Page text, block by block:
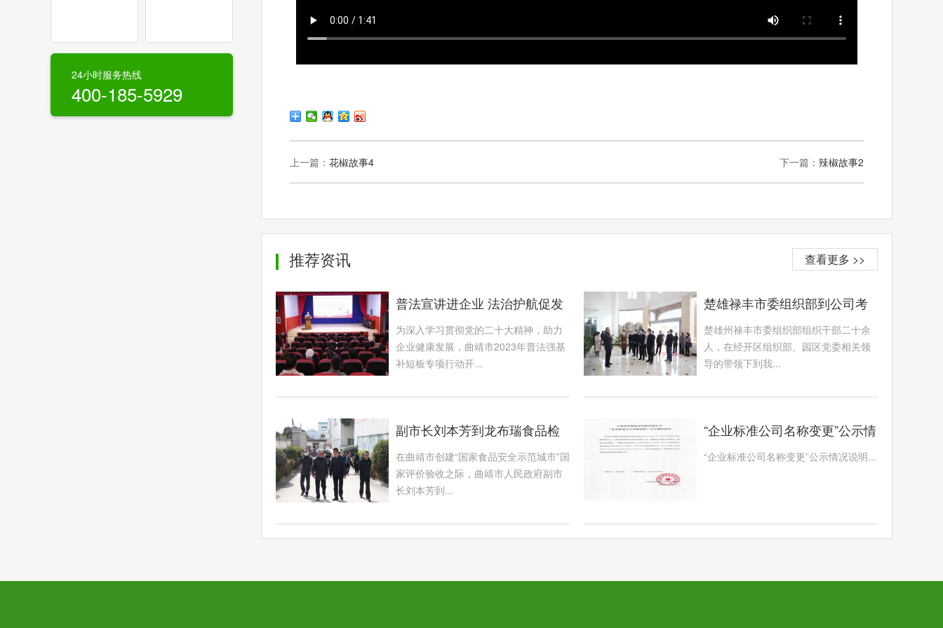
24小时服务热线
400-185-5929
上一篇： 花椒故事4 下一篇： 辣椒故事2
查看更多 >>
推荐资讯
普法宣讲进企业 法治护航促发
展
为深入学习贯彻党的二十大精神，助力
企业健康发展，曲靖市2023年普法强基
补短板专项行动开...
楚雄禄丰市委组织部到公司考
察学习
楚雄州禄丰市委组织部组织干部二十余
人，在经开区组织部、园区党委相关领
导的带领下到我...
副市长刘本芳到龙布瑞食品检
查指导工作
在曲靖市创建“国家食品安全示范城市”国
家评价验收之际，曲靖市人民政府副市
长刘本芳到...
“企业标准公司名称变更”公示情
况说明
“企业标准公司名称变更”公示情况说明...